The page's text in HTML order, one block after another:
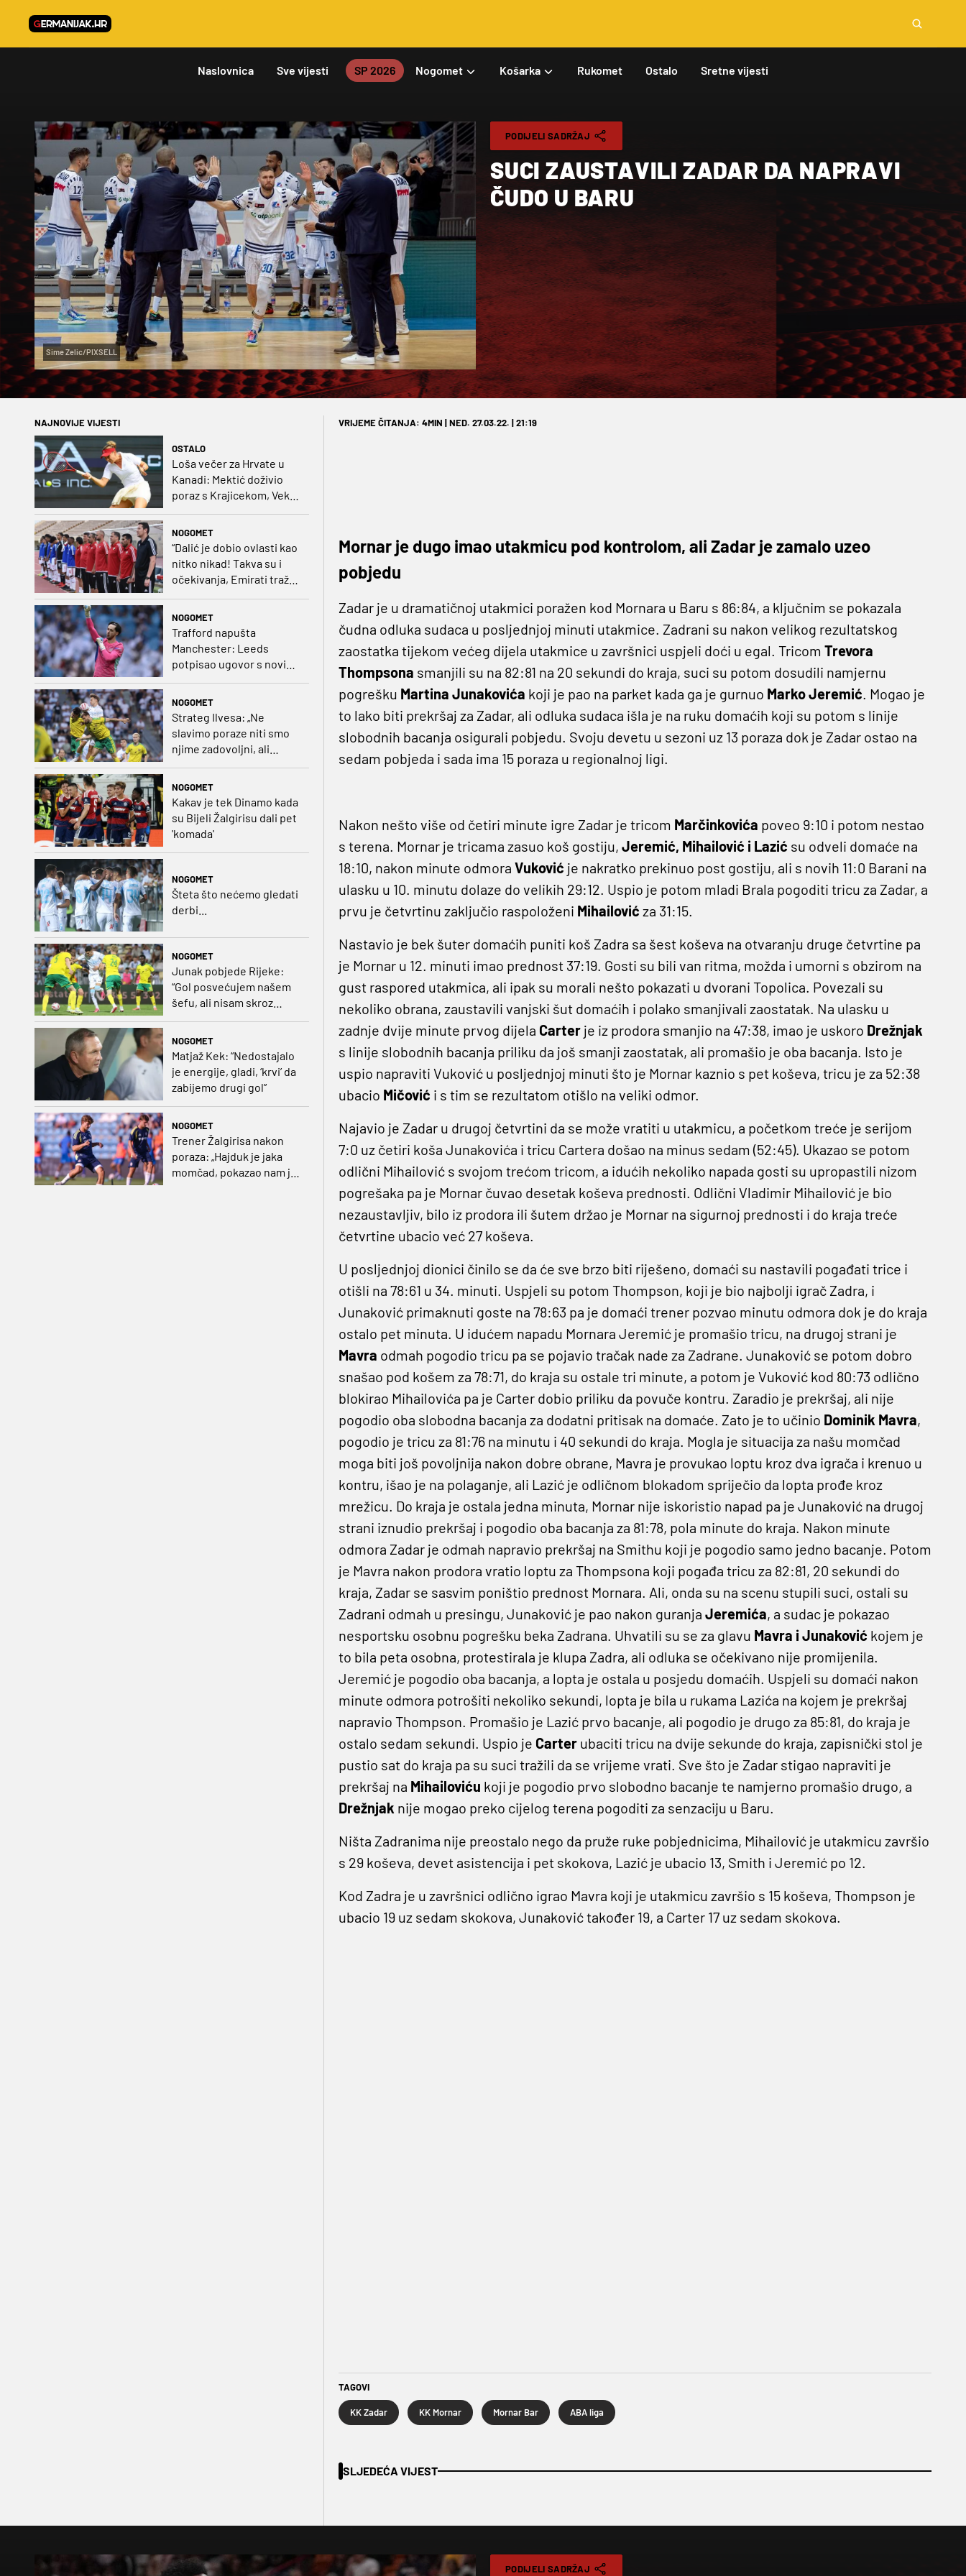
Naslovnica Sve vijesti SP 2026 Nogomet Košarka Rukomet Ostalo Sretne vijesti
Sime Zelic/PIXSELL
PODIJELI SADRŽAJ
SUCI ZAUSTAVILI ZADAR DA NAPRAVI
ČUDO U BARU
NAJNOVIJE VIJESTI
OSTALO
Loša večer za Hrvate u
Kanadi: Mektić doživio
poraz s Krajicekom, Vekić
NOGOMET
“Dalić je dobio ovlasti kao
nitko nikad! Takva su i
očekivanja, Emirati traže
NOGOMET
Trafford napušta
Manchester: Leeds
potpisao ugovor s novim
golmanom i oborio
NOGOMET
Strateg Ilvesa: „Ne
slavimo poraze niti smo
njime zadovoljni, ali
možemo biti ponosni jer
NOGOMET
Kakav je tek Dinamo kada
su Bijeli Žalgirisu dali pet
'komada'
NOGOMET
Šteta što nećemo gledati
derbi...
NOGOMET
Junak pobjede Rijeke:
“Gol posvećujem našem
šefu, ali nisam skroz
zadovoljan, trebali smo
razlike”
NOGOMET
Matjaž Kek: “Nedostajalo
je energije, gladi, ‘krvi’ da
zabijemo drugi gol”
NOGOMET
Trener Žalgirisa nakon
poraza: „Hajduk je jaka
momčad, pokazao nam je
VRIJEME ČITANJA: 4MIN | NED. 27.03.22. | 21:19
Mornar je dugo imao utakmicu pod kontrolom, ali Zadar je zamalo uzeo
pobjedu
Zadar je u dramatičnoj utakmici poražen kod Mornara u Baru s 86:84, a ključnim se pokazala
čudna odluka sudaca u posljednjoj minuti utakmice. Zadrani su nakon velikog rezultatskog
zaostatka tijekom većeg dijela utakmice u završnici uspjeli doći u egal. Tricom Trevora
Thompsona smanjili su na 82:81 na 20 sekundi do kraja, suci su potom dosudili namjernu
pogrešku Martina Junakovića koji je pao na parket kada ga je gurnuo Marko Jeremić. Mogao je
to lako biti prekršaj za Zadar, ali odluka sudaca išla je na ruku domaćih koji su potom s linije
slobodnih bacanja osigurali pobjedu. Svoju devetu u sezoni uz 13 poraza dok je Zadar ostao na
sedam pobjeda i sada ima 15 poraza u regionalnoj ligi.
Nakon nešto više od četiri minute igre Zadar je tricom Marčinkovića poveo 9:10 i potom nestao
s terena. Mornar je tricama zasuo koš gostiju, Jeremić, Mihailović i Lazić su odveli domaće na
18:10, nakon minute odmora Vuković je nakratko prekinuo post gostiju, ali s novih 11:0 Barani na
ulasku u 10. minutu dolaze do velikih 29:12. Uspio je potom mladi Brala pogoditi tricu za Zadar, a
prvu je četvrtinu zaključio raspoloženi Mihailović za 31:15.
Nastavio je bek šuter domaćih puniti koš Zadra sa šest koševa na otvaranju druge četvrtine pa
je Mornar u 12. minuti imao prednost 37:19. Gosti su bili van ritma, možda i umorni s obzirom na
gust raspored utakmica, ali ipak su morali nešto pokazati u dvorani Topolica. Povezali su
nekoliko obrana, zaustavili vanjski šut domaćih i polako smanjivali zaostatak. Na ulasku u
zadnje dvije minute prvog dijela Carterje iz prodora smanjio na 47:38, imao je uskoro Drežnjak
s linije slobodnih bacanja priliku da još smanji zaostatak, ali promašio je oba bacanja. Isto je
uspio napraviti Vuković u posljednjoj minuti što je Mornar kaznio s pet koševa, tricu je za 52:38
ubacio Mičović i s tim se rezultatom otišlo na veliki odmor.
Najavio je Zadar u drugoj četvrtini da se može vratiti u utakmicu, a početkom treće je serijom
7:0 uz četiri koša Junakovića i tricu Cartera došao na minus sedam (52:45). Ukazao se potom
odlični Mihailović s svojom trećom tricom, a idućih nekoliko napada gosti su upropastili nizom
pogrešaka pa je Mornar čuvao desetak koševa prednosti. Odlični Vladimir Mihailović je bio
nezaustavljiv, bilo iz prodora ili šutem držao je Mornar na sigurnoj prednosti i do kraja treće
četvrtine ubacio već 27 koševa.
U posljednjoj dionici činilo se da će sve brzo biti riješeno, domaći su nastavili pogađati trice i
otišli na 78:61 u 34. minuti. Uspjeli su potom Thompson, koji je bio najbolji igrač Zadra, i
Junaković primaknuti goste na 78:63 pa je domaći trener pozvao minutu odmora dok je do kraja
ostalo pet minuta. U idućem napadu Mornara Jeremić je promašio tricu, na drugoj strani je
Mavra odmah pogodio tricu pa se pojavio tračak nade za Zadrane. Junaković se potom dobro
snašao pod košem za 78:71, do kraja su ostale tri minute, a potom je Vuković kod 80:73 odlično
blokirao Mihailovića pa je Carter dobio priliku da povuče kontru. Zaradio je prekršaj, ali nije
pogodio oba slobodna bacanja za dodatni pritisak na domaće. Zato je to učinio Dominik Mavra,
pogodio je tricu za 81:76 na minutu i 40 sekundi do kraja. Mogla je situacija za našu momčad
moga biti još povoljnija nakon dobre obrane, Mavra je provukao loptu kroz dva igrača i krenuo u
kontru, išao je na polaganje, ali Lazić je odličnom blokadom spriječio da lopta prođe kroz
mrežicu. Do kraja je ostala jedna minuta, Mornar nije iskoristio napad pa je Junaković na drugoj
strani iznudio prekršaj i pogodio oba bacanja za 81:78, pola minute do kraja. Nakon minute
odmora Zadar je odmah napravio prekršaj na Smithu koji je pogodio samo jedno bacanje. Potom
je Mavra nakon prodora vratio loptu za Thompsona koji pogađa tricu za 82:81, 20 sekundi do
kraja, Zadar se sasvim poništio prednost Mornara. Ali, onda su na scenu stupili suci, ostali su
Zadrani odmah u presingu, Junaković je pao nakon guranja Jeremića, a sudac je pokazao
nesportsku osobnu pogrešku beka Zadrana. Uhvatili su se za glavu Mavra i Junaković kojem je
to bila peta osobna, protestirala je klupa Zadra, ali odluka se očekivano nije promijenila.
Jeremić je pogodio oba bacanja, a lopta je ostala u posjedu domaćih. Uspjeli su domaći nakon
minute odmora potrošiti nekoliko sekundi, lopta je bila u rukama Lazića na kojem je prekršaj
napravio Thompson. Promašio je Lazić prvo bacanje, ali pogodio je drugo za 85:81, do kraja je
ostalo sedam sekundi. Uspio je Carter ubaciti tricu na dvije sekunde do kraja, zapisnički stol je
pustio sat do kraja pa su suci tražili da se vrijeme vrati. Sve što je Zadar stigao napraviti je
prekršaj na Mihailoviću koji je pogodio prvo slobodno bacanje te namjerno promašio drugo, a
Drežnjak nije mogao preko cijelog terena pogoditi za senzaciju u Baru.
Ništa Zadranima nije preostalo nego da pruže ruke pobjednicima, Mihailović je utakmicu završio
s 29 koševa, devet asistencija i pet skokova, Lazić je ubacio 13, Smith i Jeremić po 12.
Kod Zadra je u završnici odlično igrao Mavra koji je utakmicu završio s 15 koševa, Thompson je
ubacio 19 uz sedam skokova, Junaković također 19, a Carter 17 uz sedam skokova.
TAGOVI
KK Zadar KK Mornar Mornar Bar ABA liga
SLJEDEĆA VIJEST
PODIJELI SADRŽAJ